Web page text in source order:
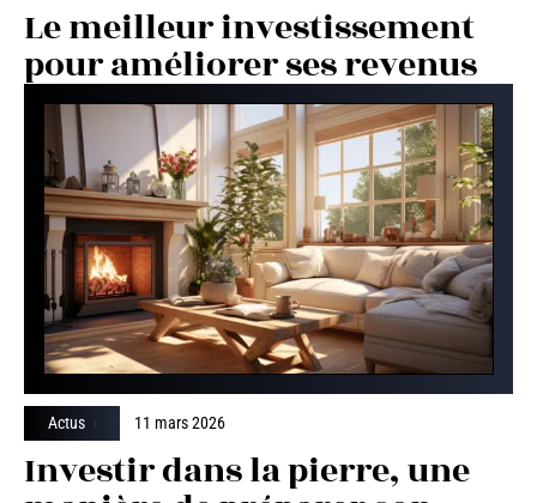
Le meilleur investissement
pour améliorer ses revenus
Actus 11 mars 2026
Investir dans la pierre, une